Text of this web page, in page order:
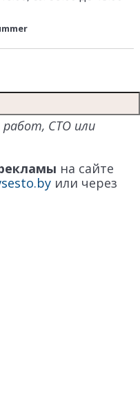
работ, СТО или
на сайте
или через